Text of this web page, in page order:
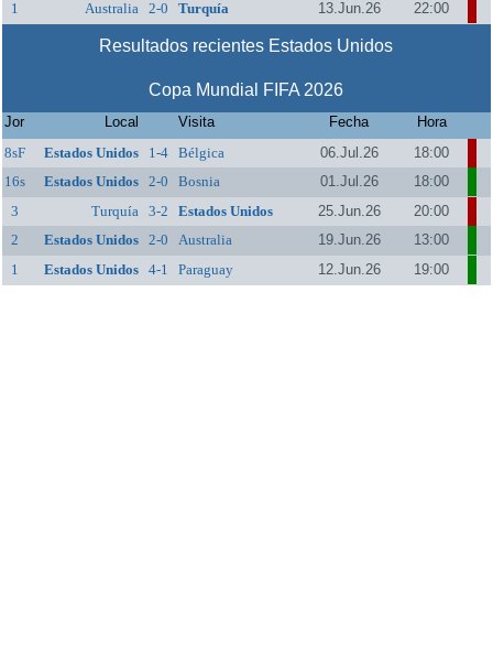
1
Australia 2-0 Turquía 13.Jun.26 22:00
Resultados recientes Estados Unidos
Copa Mundial FIFA 2026
Jor Local Visita Fecha
Hora
8sF
Estados Unidos 1-4 Bélgica 06.Jul.26
18:00
16s
Estados Unidos 2-0 Bosnia 01.Jul.26
18:00
3
Turquía 3-2 Estados Unidos 25.Jun.26
20:00
2
Estados Unidos 2-0 Australia 19.Jun.26
13:00
1
Estados Unidos 4-1 Paraguay 12.Jun.26 19:00